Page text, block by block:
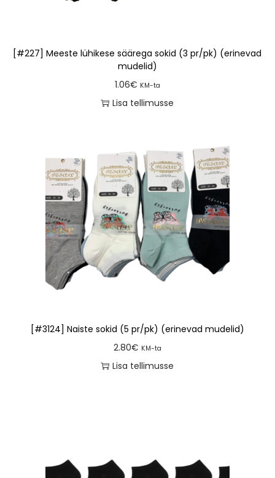
[#227] Meeste lühikese säärega sokid (3 pr/pk) (erinevad
mudelid)
1.06€ KM-ta
Lisa tellimusse
[#3124] Naiste sokid (5 pr/pk) (erinevad mudelid)
2.80€ KM-ta
Lisa tellimusse